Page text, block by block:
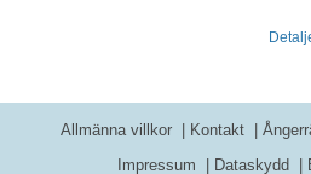
Allmänna villkor Kontakt
Impressum
Dataskydd